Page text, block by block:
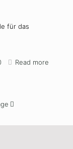
für das
Read more